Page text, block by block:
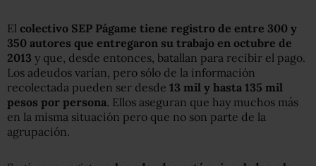
El colectivo SEP Págame tiene registro de entre 300 y
350 autores que entregaron su trabajo en octubre de
2013 y que, desde entonces, batallan para recibir el pago.
Los adeudos varían, pero sólo de la información
recolectada pueden ser desde 13 mil y hasta 135 mil
pesos por persona. Ellos aseguran que hay muchos más
en la misma situación pero que no son parte de la
agrupación.